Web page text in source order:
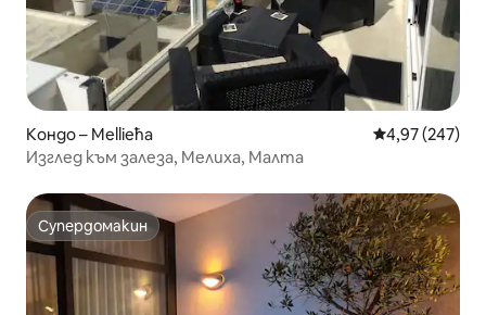
Кондо – Mellieħa Средна
4,97 (247)
Изглед към залеза, Мелиха, Малта
Супердомакин
Супердомакин